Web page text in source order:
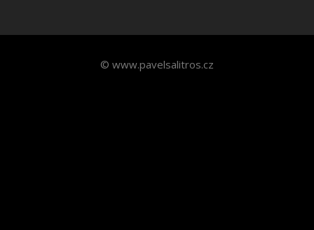
© www.pavelsalitros.cz